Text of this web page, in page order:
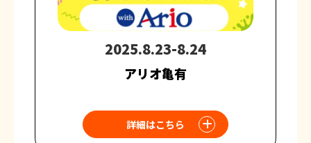
2025.8.23-8.24
アリオ亀有
詳細はこちら